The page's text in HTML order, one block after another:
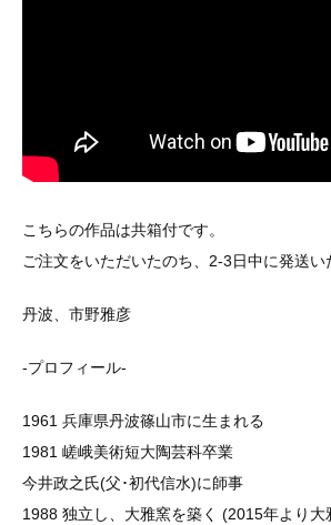
こちらの作品は共箱付です。
ご注文をいただいたのち、2-3日中に発送い
丹波、市野雅彦
-プロフィール-
1961 兵庫県丹波篠山市に生まれる
1981 嵯峨美術短大陶芸科卒業
今井政之氏(父･初代信水)に師事
1988 独立し、大雅窯を築く (2015年より大